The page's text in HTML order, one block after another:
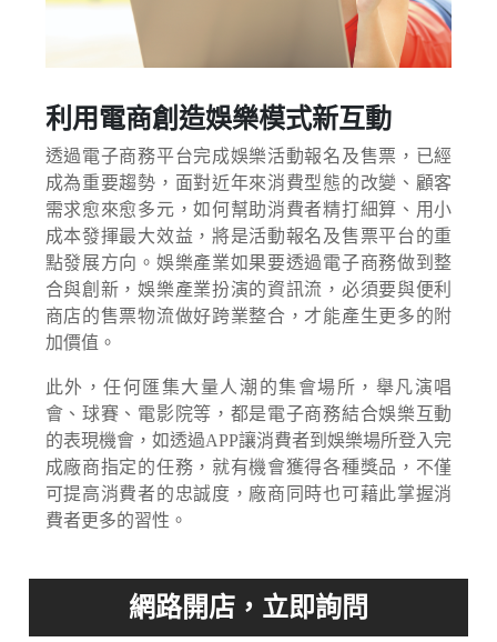
利用電商創造娛樂模式新互動
透過電子商務平台完成娛樂活動報名及售票，已經
成為重要趨勢，面對近年來消費型態的改變、顧客
需求愈來愈多元，如何幫助消費者精打細算、用小
成本發揮最大效益，將是活動報名及售票平台的重
點發展方向。娛樂產業如果要透過電子商務做到整
合與創新，娛樂產業扮演的資訊流，必須要與便利
商店的售票物流做好跨業整合，才能產生更多的附
加價值。
此外，任何匯集大量人潮的集會場所，舉凡演唱
會、球賽、電影院等，都是電子商務結合娛樂互動
的表現機會，如透過APP讓消費者到娛樂場所登入完
成廠商指定的任務，就有機會獲得各種獎品，不僅
可提高消費者的忠誠度，廠商同時也可藉此掌握消
費者更多的習性。